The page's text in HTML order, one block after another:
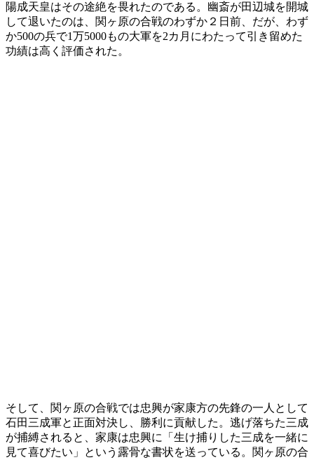
陽成天皇はその途絶を畏れたのである。幽斎が田辺城を開城
して退いたのは、関ヶ原の合戦のわずか２日前、だが、わず
か500の兵で1万5000もの大軍を2カ月にわたって引き留めた
功績は高く評価された。
そして、関ヶ原の合戦では忠興が家康方の先鋒の一人として
石田三成軍と正面対決し、勝利に貢献した。逃げ落ちた三成
が捕縛されると、家康は忠興に「生け捕りした三成を一緒に
見て喜びたい」という露骨な書状を送っている。関ヶ原の合